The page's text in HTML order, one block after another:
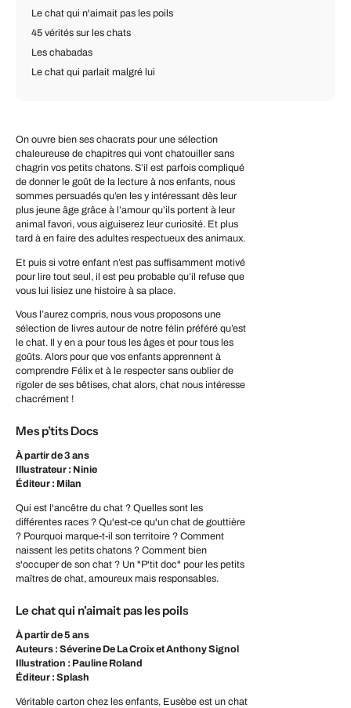
Le chat qui n'aimait pas les poils
45 vérités sur les chats
Les chabadas
Le chat qui parlait malgré lui
On ouvre bien ses chacrats pour une sélection
chaleureuse de chapitres qui vont chatouiller sans
chagrin vos petits chatons. S’il est parfois compliqué
de donner le goût de la lecture à nos enfants, nous
sommes persuadés qu’en les y intéressant dès leur
plus jeune âge grâce à l’amour qu’ils portent à leur
animal favori, vous aiguiserez leur curiosité. Et plus
tard à en faire des adultes respectueux des animaux.
Et puis si votre enfant n’est pas suffisamment motivé
pour lire tout seul, il est peu probable qu’il refuse que
vous lui lisiez une histoire à sa place.
Vous l’aurez compris, nous vous proposons une
sélection de livres autour de notre félin préféré qu’est
le chat. Il y en a pour tous les âges et pour tous les
goûts. Alors pour que vos enfants apprennent à
comprendre Félix et à le respecter sans oublier de
rigoler de ses bêtises, chat alors, chat nous intéresse
chacrément !
Mes p’tits Docs
À partir de 3 ans
Illustrateur : Ninie
Éditeur : Milan
Qui est l'ancêtre du chat ? Quelles sont les
différentes races ? Qu'est-ce qu'un chat de gouttière
? Pourquoi marque-t-il son territoire ? Comment
naissent les petits chatons ? Comment bien
s'occuper de son chat ? Un "P'tit doc" pour les petits
maîtres de chat, amoureux mais responsables.
Le chat qui n'aimait pas les poils
À partir de 5 ans
Auteurs : Séverine De La Croix et Anthony Signol
Illustration : Pauline Roland
Éditeur : Splash
Véritable carton chez les enfants, Eusèbe est un chat